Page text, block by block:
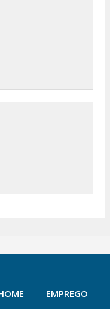
EMPREGO